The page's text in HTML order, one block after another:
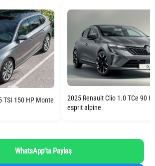
TSI 150 HP Monte
2025 Renault Clio 1.0 TCe 90
esprit alpine
WhatsApp'ta Paylaş